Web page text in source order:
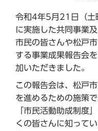
令和4年5月21日（土
に実施した共同事業
市民の皆さんや松戸
する事業成果報告会
加いただきました。
この報告会は、松戸
を進めるための施策
「市民活動助成制度
くの皆さんに知って